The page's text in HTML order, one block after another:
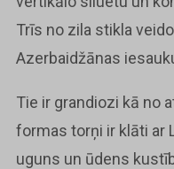
Trīs no zila stikla
Azerbaidžānas
Tie ir grandiozi kā no
formas torņi ir klāti ar
uguns un ūdens